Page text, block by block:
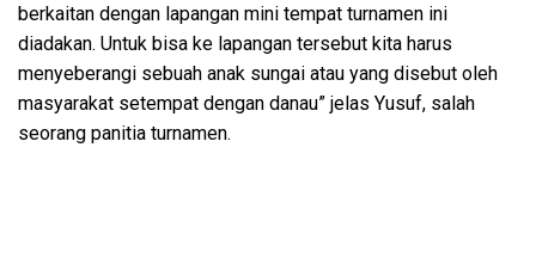
berkaitan dengan lapangan mini tempat turnamen ini
diadakan. Untuk bisa ke lapangan tersebut kita harus
menyeberangi sebuah anak sungai atau yang disebut oleh
masyarakat setempat dengan danau” jelas Yusuf, salah
seorang panitia turnamen.